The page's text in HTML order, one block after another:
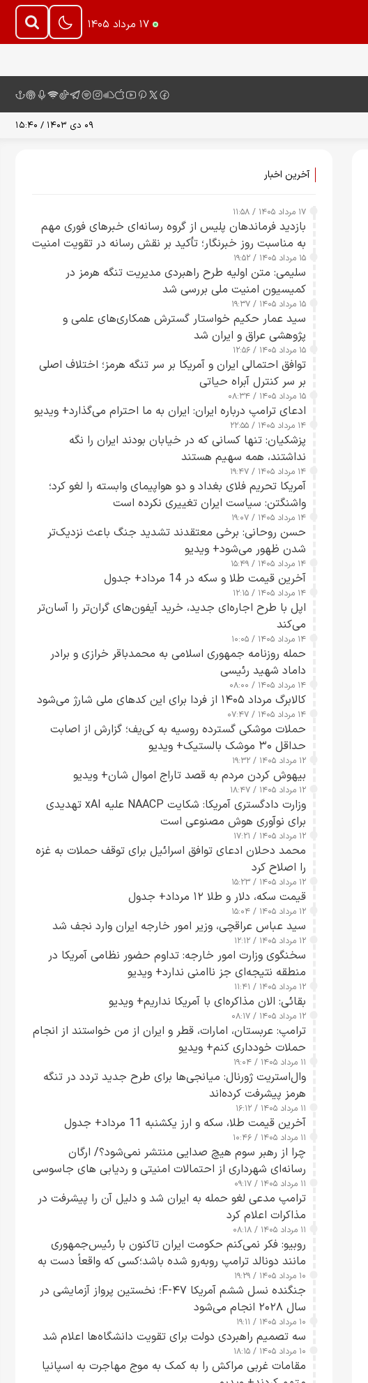
۱۷ مرداد ۱۴۰۵
۰۹ دی ۱۴۰۳ / ۱۵:۴۰
آخرین اخبار
۱۷ مرداد ۱۴۰۵ / ۱۱:۵۸
بازدید فرماندهان پلیس از گروه رسانه‌ای خبرهای فوری مهم
به مناسبت روز خبرنگار؛ تأکید بر نقش رسانه در تقویت امنیت
و اعتماد عمومی
۱۵ مرداد ۱۴۰۵ / ۱۹:۵۲
سلیمی: متن اولیه طرح راهبردی مدیریت تنگه هرمز در
کمیسیون امنیت ملی بررسی شد
۱۵ مرداد ۱۴۰۵ / ۱۹:۳۷
سید عمار حکیم خواستار گسترش همکاری‌های علمی و
پژوهشی عراق و ایران شد
۱۵ مرداد ۱۴۰۵ / ۱۲:۵۶
توافق احتمالی ایران و آمریکا بر سر تنگه هرمز؛ اختلاف اصلی
بر سر کنترل آبراه حیاتی
۱۵ مرداد ۱۴۰۵ / ۰۸:۳۴
ادعای ترامپ درباره ایران: ایران به ما احترام می‌گذارد+ ویدیو
۱۴ مرداد ۱۴۰۵ / ۲۲:۵۵
پزشکیان: تنها کسانی که در خیابان بودند ایران را نگه
نداشتند، همه سهیم هستند
۱۴ مرداد ۱۴۰۵ / ۱۹:۴۷
آمریکا تحریم فلای بغداد و دو هواپیمای وابسته را لغو کرد؛
واشنگتن: سیاست ایران تغییری نکرده است
۱۴ مرداد ۱۴۰۵ / ۱۹:۰۷
حسن روحانی: برخی معتقدند تشدید جنگ باعث نزدیک‌تر
شدن ظهور می‌شود+ ویدیو
۱۴ مرداد ۱۴۰۵ / ۱۵:۴۹
آخرین قیمت طلا و سکه در 14 مرداد+ جدول
۱۴ مرداد ۱۴۰۵ / ۱۲:۱۵
اپل با طرح اجاره‌ای جدید، خرید آیفون‌های گران‌تر را آسان‌تر
می‌کند
۱۴ مرداد ۱۴۰۵ / ۱۰:۰۵
حمله روزنامه جمهوری اسلامی به محمدباقر خرازی و برادر
داماد شهید رئیسی
۱۴ مرداد ۱۴۰۵ / ۰۸:۰۰
کالابرگ مرداد ۱۴۰۵ از فردا برای این کدهای ملی شارژ می‌شود
۱۴ مرداد ۱۴۰۵ / ۰۷:۴۷
حملات موشکی گسترده روسیه به کی‌یف؛ گزارش از اصابت
حداقل ۳۰ موشک بالستیک+ ویدیو
۱۲ مرداد ۱۴۰۵ / ۱۹:۳۲
بیهوش کردن مردم به قصد تاراج اموال شان+ ویدیو
۱۲ مرداد ۱۴۰۵ / ۱۸:۴۷
وزارت دادگستری آمریکا: شکایت NAACP علیه xAI تهدیدی
برای نوآوری هوش مصنوعی است
۱۲ مرداد ۱۴۰۵ / ۱۷:۲۱
محمد دحلان ادعای توافق اسرائیل برای توقف حملات به غزه
را اصلاح کرد
۱۲ مرداد ۱۴۰۵ / ۱۵:۲۳
قیمت سکه، دلار و طلا ۱۲ مرداد+ جدول
۱۲ مرداد ۱۴۰۵ / ۱۵:۰۴
سید عباس عراقچی، وزیر امور خارجه ایران وارد نجف شد
۱۲ مرداد ۱۴۰۵ / ۱۲:۱۲
سخنگوی وزارت امور خارجه: تداوم حضور نظامی آمریکا در
منطقه نتیجه‌ای جز ناامنی ندارد+ ویدیو
۱۲ مرداد ۱۴۰۵ / ۱۱:۴۱
بقائی: الان مذاکره‌ای با آمریکا نداریم+ ویدیو
۱۲ مرداد ۱۴۰۵ / ۰۸:۱۷
ترامپ: عربستان، امارات، قطر و ایران از من خواستند از انجام
حملات خودداری کنم+ ویدیو
۱۱ مرداد ۱۴۰۵ / ۱۹:۰۴
وال‌استریت ژورنال: میانجی‌ها برای طرح جدید تردد در تنگه
هرمز پیشرفت کرده‌اند
۱۱ مرداد ۱۴۰۵ / ۱۶:۱۲
آخرین قیمت طلا، سکه و ارز یکشنبه 11 مرداد+ جدول
۱۱ مرداد ۱۴۰۵ / ۱۰:۴۶
چرا از رهبر سوم هیچ صدایی منتشر نمی‌شود؟/ ارگان
رسانه‌ای شهرداری از احتمالات امنیتی و ردیابی های جاسوسی
گفت
۱۱ مرداد ۱۴۰۵ / ۰۹:۱۷
ترامپ مدعی لغو حمله به ایران شد و دلیل آن را پیشرفت در
مذاکرات اعلام کرد
۱۱ مرداد ۱۴۰۵ / ۰۸:۱۸
روبیو: فکر نمی‌کنم حکومت ایران تاکنون با رئیس‌جمهوری
مانند دونالد ترامپ روبه‌رو شده باشد؛کسی که واقعاً دست به
اقدام می‌زند
۱۰ مرداد ۱۴۰۵ / ۱۹:۲۹
جنگنده نسل ششم آمریکا F-۴۷؛ نخستین پرواز آزمایشی در
سال ۲۰۲۸ انجام می‌شود
۱۰ مرداد ۱۴۰۵ / ۱۹:۱۱
سه تصمیم راهبردی دولت برای تقویت دانشگاه‌ها اعلام شد
۱۰ مرداد ۱۴۰۵ / ۱۸:۱۵
مقامات غربی مراکش را به کمک به موج مهاجرت به اسپانیا